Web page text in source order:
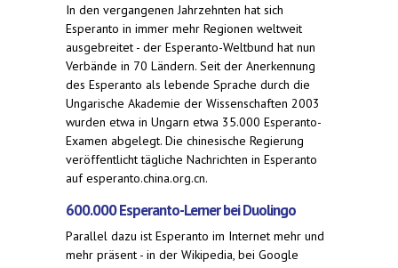
In den vergangenen Jahrzehnten hat sich
Esperanto in immer mehr Regionen weltweit
ausgebreitet - der Esperanto-Weltbund hat nun
Verbände in 70 Ländern. Seit der Anerkennung
des Esperanto als lebende Sprache durch die
Ungarische Akademie der Wissenschaften 2003
wurden etwa in Ungarn etwa 35.000 Esperanto-
Examen abgelegt. Die chinesische Regierung
veröffentlicht tägliche Nachrichten in Esperanto
auf esperanto.china.org.cn.
600.000 Esperanto-Lerner bei Duolingo
Parallel dazu ist Esperanto im Internet mehr und
mehr präsent - in der Wikipedia, bei Google